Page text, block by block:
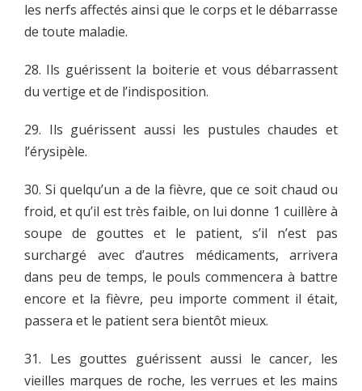
les nerfs affectés ainsi que le corps et le débarrasse
de toute maladie.
28. Ils guérissent la boiterie et vous débarrassent
du vertige et de l’indisposition.
29. Ils guérissent aussi les pustules chaudes et
l’érysipèle.
30. Si quelqu’un a de la fièvre, que ce soit chaud ou
froid, et qu’il est très faible, on lui donne 1 cuillère à
soupe de gouttes et le patient, s’il n’est pas
surchargé avec d’autres médicaments, arrivera
dans peu de temps, le pouls commencera à battre
encore et la fièvre, peu importe comment il était,
passera et le patient sera bientôt mieux.
31. Les gouttes guérissent aussi le cancer, les
vieilles marques de roche, les verrues et les mains